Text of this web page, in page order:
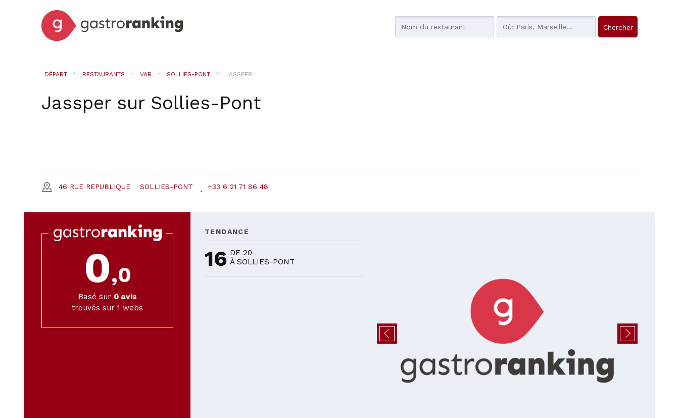
DÉPART RESTAURANTS VAR SOLLIES-PONT JASSPER
Jasspersur Sollies-Pont
46 RUE REPUBLIQUE SOLLIES-PONT +33 6 21 71 86 48
0,0
Basé sur 0avis
trouvés sur 1 webs
TENDANCE
16 DE 20
À SOLLIES-PONT